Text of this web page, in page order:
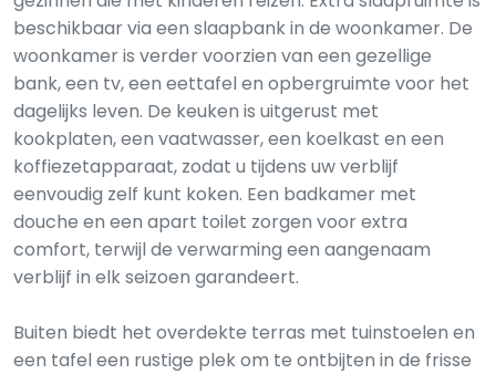
beschikbaar via een slaapbank in de woonkamer. De
woonkamer is verder voorzien van een gezellige
bank, een tv, een eettafel en opbergruimte voor het
dagelijks leven. De keuken is uitgerust met
kookplaten, een vaatwasser, een koelkast en een
koffiezetapparaat, zodat u tijdens uw verblijf
eenvoudig zelf kunt koken. Een badkamer met
douche en een apart toilet zorgen voor extra
comfort, terwijl de verwarming een aangenaam
verblijf in elk seizoen garandeert.
Buiten biedt het overdekte terras met tuinstoelen en
een tafel een rustige plek om te ontbijten in de frisse